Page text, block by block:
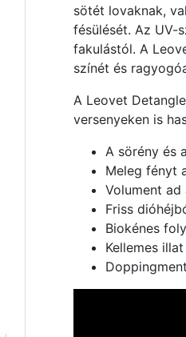
sötét lovaknak,
fésülését. Az UV-
fakulástól. A
színét és
A Leovet
versenyeken is
A sörény és
Meleg fényt
Volument ad
Friss
Biokénes
Kellemes illat